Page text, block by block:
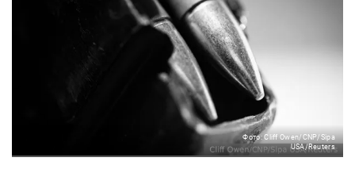
Фото: Cliff Owen/CNP/Sipa
USA/Reuters